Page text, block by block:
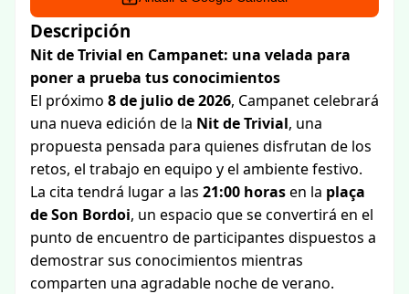
Descripción
Nit de Trivial en Campanet: una velada para
poner a prueba tus conocimientos
El próximo 8 de julio de 2026, Campanet celebrará
una nueva edición de la Nit de Trivial, una
propuesta pensada para quienes disfrutan de los
retos, el trabajo en equipo y el ambiente festivo.
La cita tendrá lugar a las 21:00 horasen la plaça
de Son Bordoi, un espacio que se convertirá en el
punto de encuentro de participantes dispuestos a
demostrar sus conocimientos mientras
comparten una agradable noche de verano.